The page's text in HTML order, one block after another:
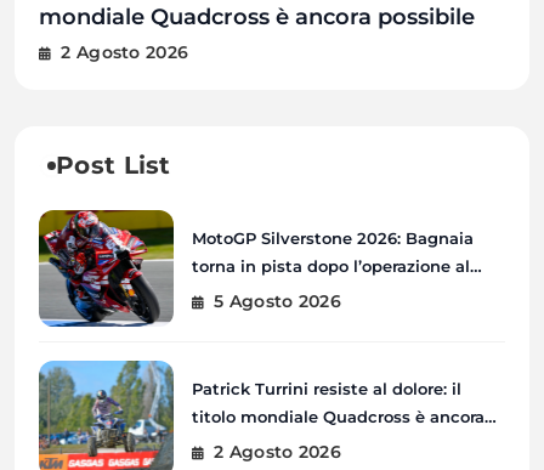
in pista dopo l’operazione al braccio
destro
5 Agosto 2026
mondiale Quadcross è ancora possibile
2 Agosto 2026
Londra prima del GP di Gran Bretagna
31 Luglio 2026
a ospitare il quinto round del
Campionato Ceco
31 Luglio 2026
Post List
MotoGP Silverstone 2026: Bagnaia
torna in pista dopo l’operazione al
braccio destro
5 Agosto 2026
Patrick Turrini resiste al dolore: il
titolo mondiale Quadcross è ancora
possibile
2 Agosto 2026